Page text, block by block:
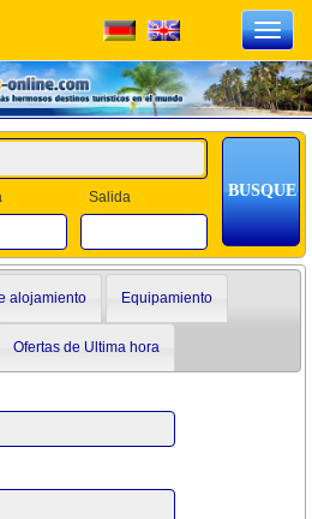
Salida
alojamiento Equipamiento
Ofertas de Ultima hora